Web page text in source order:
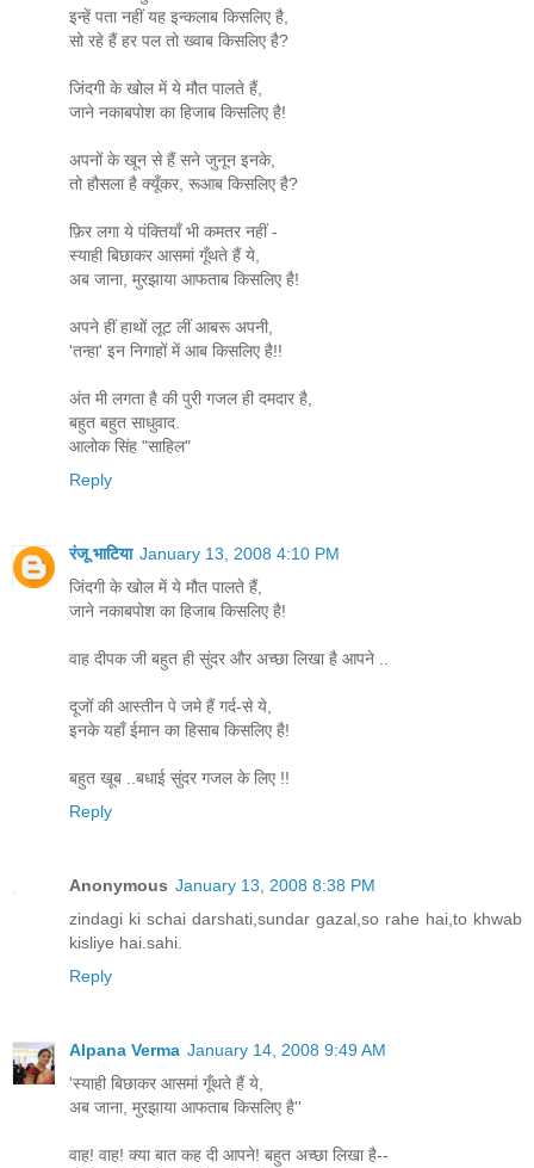
इन्हें पता नहीं यह इन्कलाब किसलिए है,
सो रहे हैं हर पल तो ख्वाब किसलिए है?
जिंदगी के खोल में ये मौत पालते हैं,
जाने नकाबपोश का हिजाब किसलिए है!
अपनों के खून से हैं सने जुनून इनके,
तो हौसला है क्यूँकर, रूआब किसलिए है?
फ़िर लगा ये पंक्तियाँ भी कमतर नहीं -
स्याही बिछाकर आसमां गूँथते हैं ये,
अब जाना, मुरझाया आफताब किसलिए है!
अपने हीं हाथों लूट लीं आबरू अपनी,
'तन्हा' इन निगाहों में आब किसलिए है!!
अंत मी लगता है की पुरी गजल ही दमदार है,
बहुत बहुत साधुवाद.
आलोक सिंह "साहिल"
Reply
रंजू भाटिया January 13, 2008 4:10 PM
जिंदगी के खोल में ये मौत पालते हैं,
जाने नकाबपोश का हिजाब किसलिए है!
वाह दीपक जी बहुत ही सुंदर और अच्छा लिखा है आपने ..
दूजों की आस्तीन पे जमे हैं गर्द-से ये,
इनके यहाँ ईमान का हिसाब किसलिए है!
बहुत खूब ..बधाई सुंदर गजल के लिए !!
Reply
Anonymous January 13, 2008 8:38 PM
zindagi ki schai darshati,sundar gazal,so rahe hai,to khwab
kisliye hai.sahi.
Reply
Alpana Verma January 14, 2008 9:49 AM
'स्याही बिछाकर आसमां गूँथते हैं ये,
अब जाना, मुरझाया आफताब किसलिए है''
वाह! वाह! क्या बात कह दी आपने! बहुत अच्छा लिखा है--